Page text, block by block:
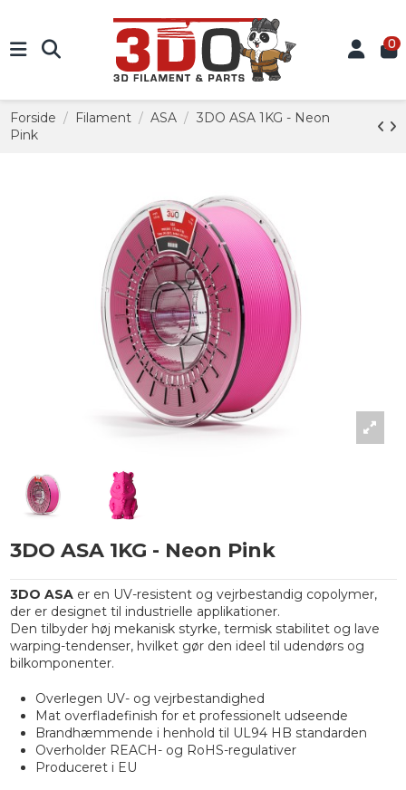
0
Forside Filament ASA
3DO ASA 1KG - Neon
Pink
3DO ASA 1KG - Neon Pink
3DO ASAer en UV-resistent og vejrbestandig copolymer,
der er designet til industrielle applikationer.
Den tilbyder høj mekanisk styrke, termisk stabilitet og lave
warping-tendenser, hvilket gør den ideel til udendørs og
bilkomponenter.
Overlegen UV- og vejrbestandighed
Mat overfladefinish for et professionelt udseende
Brandhæmmende i henhold til UL94 HB standarden
Overholder REACH- og RoHS-regulativer
Produceret i EU